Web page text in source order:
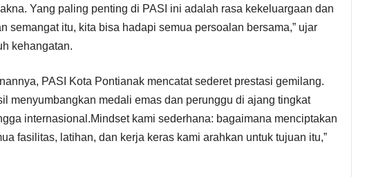
Yang paling penting di PASI ini adalah rasa kekeluargaan dan
semangat itu, kita bisa hadapi semua persoalan bersama,” ujar
kehangatan.
PASI Kota Pontianak mencatat sederet prestasi gemilang.
menyumbangkan medali emas dan perunggu di ajang tingkat
internasional.Mindset kami sederhana: bagaimana menciptakan
fasilitas, latihan, dan kerja keras kami arahkan untuk tujuan itu,”